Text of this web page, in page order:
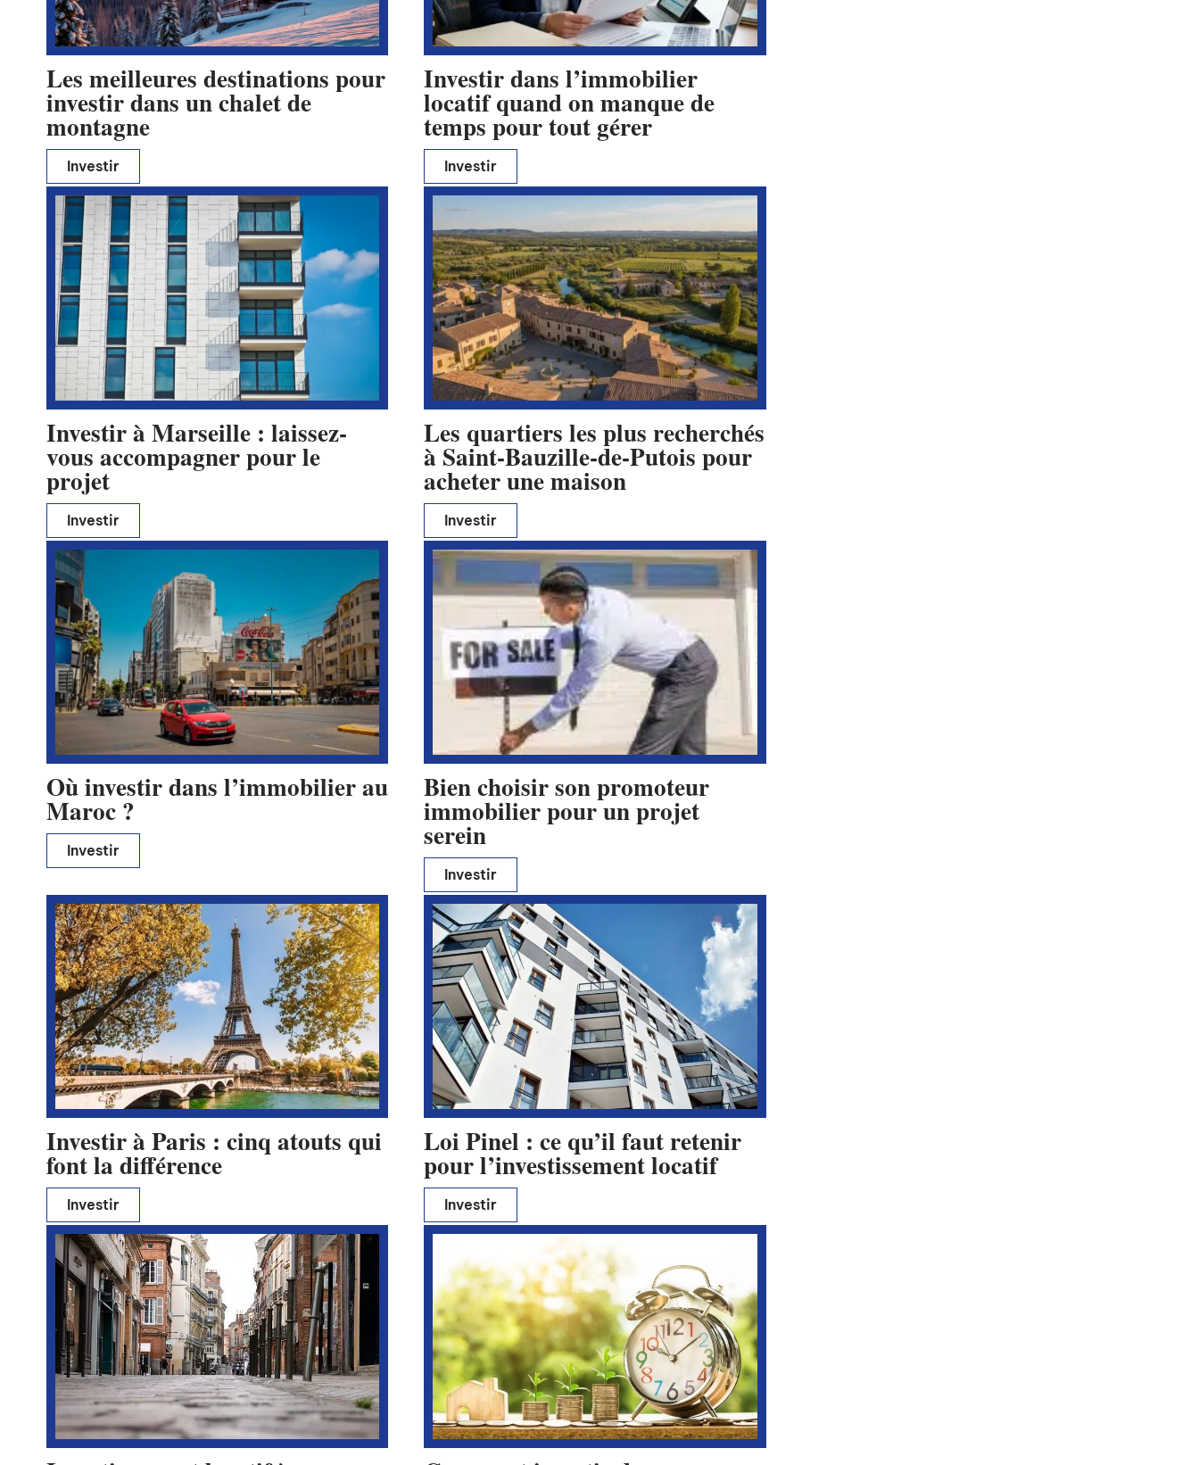
Les meilleures destinations pour
investir dans un chalet de
montagne
Investir
Investir dans l’immobilier
locatif quand on manque de
temps pour tout gérer
Investir
Investir à Marseille : laissez-
vous accompagner pour le
projet
Investir
Les quartiers les plus recherchés
à Saint-Bauzille-de-Putois pour
acheter une maison
Investir
Où investir dans l’immobilier au
Maroc ?
Investir
Bien choisir son promoteur
immobilier pour un projet
serein
Investir
Investir à Paris : cinq atouts qui
font la différence
Investir
Loi Pinel : ce qu’il faut retenir
pour l’investissement locatif
Investir